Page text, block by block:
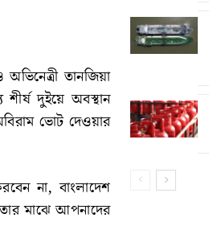
তানজিয়া
শীর্ষ দুইয়ে অবস্থান
ভোট দেওয়ার
না, বাংলাদেশ
মাঝে আপনাদের